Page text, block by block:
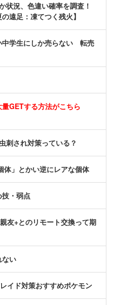
状況、色違い確率を調査！
遠足：凍てつく残火】
中学生にしか売らない 転売
量GETする方法がこちら
刺され対策っている？
体」とかい逆にレアな個体
・弱点
友+とのリモート交換って期
ない
イド対策おすすめポケモン